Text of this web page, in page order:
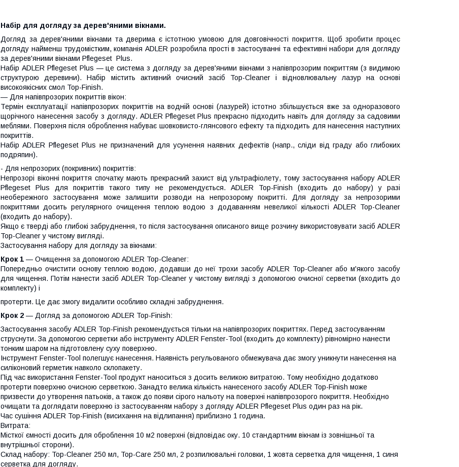
Набір для догляду за дерев'яними вікнами.
Догляд за дерев'яними вікнами та дверима є істотною умовою для довговічності покриття. Щоб зробити процес
догляду найменш трудомістким, компанія ADLER розробила прості в застосуванні та ефективні набори для догляду
за дерев'яними вікнами Pflegeset P lus.
Набір ADLER Pflegeset Plus — це система з догляду за дерев'яними вікнами з напівпрозорим покриттям (з видимою
структурою деревини). Набір містить активний очисний засіб Top-Cleaner і відновлювальну лазур на основі
високоякісних смол Top-Finish.
― Для напівпрозорих покриттів вікон:
Термін експлуатації напівпрозорих покриттів на водній основі (лазурей) істотно збільшується вже за одноразового
щорічного нанесення засобу з догляду. ADLER Pflegeset Plus прекрасно підходить навіть для догляду за садовими
меблями. Поверхня після оброблення набуває шовковисто-глянсового ефекту та підходить для нанесення наступних
покриттів.
Набір ADLER Pflegeset Plus не призначений для усунення наявних дефектів (напр., сліди від граду або глибоких
подряпин).
- Для непрозорих (покривних) покриттів:
Непрозорі віконні покриття спочатку мають прекрасний захист від ультрафіолету, тому застосування набору ADLER
Pflegeset Plus для покриттів такого типу не рекомендується. ADLER Top-Finish (входить до набору) у разі
необережного застосування може залишити розводи на непрозорому покритті. Для догляду за непрозорими
покриттями досить регулярного очищення теплою водою з додаванням невеликої кількості ADLER Top-Cleaner
(входить до набору).
Якщо є тверді або глибокі забруднення, то після застосування описаного вище розчину використовувати засіб ADLER
Top-Cleaner у чистому вигляді.
Застосування набору для догляду за вікнами:
Крок 1 — Очищення за допомогою ADLER Top-Cleaner:
Попередньо очистити основу теплою водою, додавши до неї трохи засобу ADLER Top-Cleaner або м'якого засобу
для чищення. Потім нанести засіб ADLER Top-Cleaner у чистому вигляді з допомогою очисної серветки (входить до
комплекту) і
протерти. Це дає змогу видалити особливо складні забруднення.
Крок 2 — Догляд за допомогою ADLER Top-Finish:
Застосування засобу ADLER Top-Finish рекомендується тільки на напівпрозорих покриттях. Перед застосуванням
струснути. За допомогою серветки або інструменту ADLER Fenster-Tool (входить до комплекту) рівномірно нанести
тонким шаром на підготовлену суху поверхню.
Інструмент Fenster-Tool полегшує нанесення. Наявність регульованого обмежувача дає змогу уникнути нанесення на
силіконовий герметик навколо склопакету.
Під час використання Fenster-Tool продукт наноситься з досить великою витратою. Тому необхідно додатково
протерти поверхню очисною серветкою. Занадто велика кількість нанесеного засобу ADLER Top-Finish може
призвести до утворення патьоків, а також до появи сірого нальоту на поверхні напівпрозорого покриття. Необхідно
очищати та доглядати поверхню із застосуванням набору з догляду ADLER Pflegeset Plus один раз на рік.
Час сушіння ADLER Top-Finish (висихання на відлипання) приблизно 1 година.
Витрата:
Місткої ємності досить для оброблення 10 м2 поверхні (відповідає оку. 10 стандартним вікнам із зовнішньої та
внутрішньої сторони).
Склад набору: Top-Cleaner 250 мл, Top-Care 250 мл, 2 розпилювальні головки, 1 жовта серветка для чищення, 1 синя
серветка для догляду.